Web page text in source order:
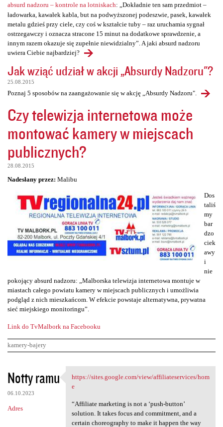
absurd nadzoru – kontrole na lotniskach: „Dokładnie ten sam przedmiot –
ładowarka, kawałek kabla, but na podwyższonej podeszwie, pasek, kawałek
metalu gdzieś przy ciele, czy coś w kształcie tuby – raz uruchamia sygnał
ostrzegawczy i oznacza stracone 15 minut na dodatkowe sprawdzenie, a
innym razem okazuje się zupełnie niewidzialny”. A jaki absurd nadzoru
uwiera Ciebie najbardziej?
Jak wziąć udział w akcji „Absurdy Nadzoru"?
25.08.2015
Poznaj 5 sposobów na zaangażowanie się w akcję „Absurdy Nadzoru".
Czy telewizja internetowa może
montować kamery w miejscach
publicznych?
28.08.2015
Nadesłany przez: Malibu
Dos
taliś
my
bar
dzo
ciek
awy
i
nie
pokojący absurd nadzoru: „Malborska telewizja internetowa montuje w
miastach całego powiatu kamery w miejscach publicznych i umożliwia
podgląd z nich mieszkańcom. W efekcie powstaje alternatywna, prywatna
sieć miejskiego monitoringu”.
Link do TvMalbork na Facebooku
kamery-bajery
K
o
m
e
Notty ramu
06.10.2023
Adres
https://sites.google.com/view
https://sites.google.com/view/affiliateservices/hom
e
“Affiliate marketing is not a ‘push-button’
solution. It takes focus and commitment, and a
certain choreography to make it happen the way